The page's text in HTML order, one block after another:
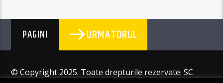
PAGINI URMATORUL
© Copyright 2025. Toate drepturile rezervate. SC